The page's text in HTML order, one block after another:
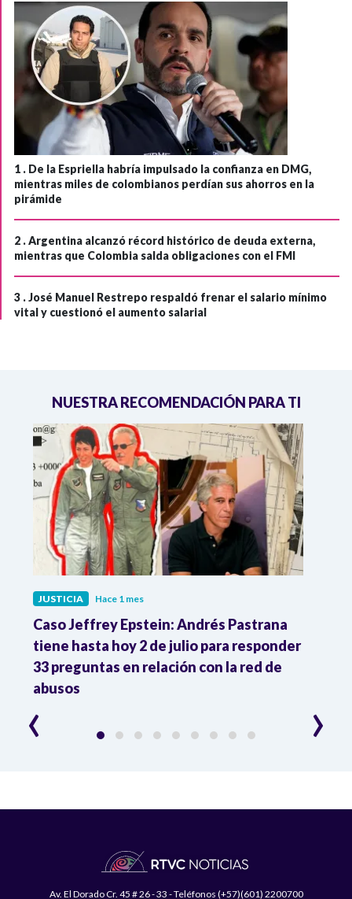
1 . De la Espriella habría impulsado la confianza en DMG,
mientras miles de colombianos perdían sus ahorros en la
pirámide
2 .Argentina alcanzó récord histórico de deuda externa,
mientras que Colombia salda obligaciones con el FMI
3 .José Manuel Restrepo respaldó frenar el salario mínimo
vital y cuestionó el aumento salarial
NUESTRA RECOMENDACIÓN PARA TI
JUSTICIA Hace 1 mes
Caso Jeffrey Epstein: Andrés Pastrana
tiene hasta hoy 2 de julio para responder
33 preguntas en relación con la red de
abusos
‹ ›
Av. El Dorado Cr. 45 # 26 - 33 - Teléfonos (+57)(601) 2200700